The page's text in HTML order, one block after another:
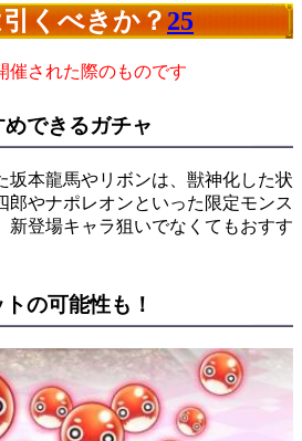
くべきか？25
された際のものです
できるガチャ
坂本龍馬やリボンは、獣神化した状
郎やナポレオンといった限定モンス
新登場キャラ狙いでなくてもおすす
の可能性も！